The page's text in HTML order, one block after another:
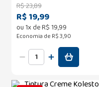
R$23,89
R$ 19,99
ou1x deR$19,99
Economia de R$ 3,90